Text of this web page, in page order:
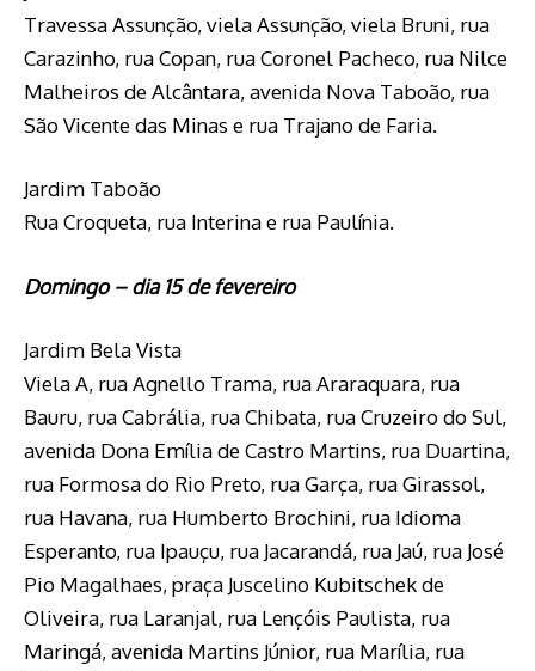
Travessa Assunção, viela Assunção, viela Bruni, rua
Carazinho, rua Copan, rua Coronel Pacheco, rua Nilce
Malheiros de Alcântara, avenida Nova Taboão, rua
São Vicente das Minas e rua Trajano de Faria.
Jardim Taboão
Rua Croqueta, rua Interina e rua Paulínia.
Domingo – dia 15 de fevereiro
Jardim Bela Vista
Viela A, rua Agnello Trama, rua Araraquara, rua
Bauru, rua Cabrália, rua Chibata, rua Cruzeiro do Sul,
avenida Dona Emília de Castro Martins, rua Duartina,
rua Formosa do Rio Preto, rua Garça, rua Girassol,
rua Havana, rua Humberto Brochini, rua Idioma
Esperanto, rua Ipauçu, rua Jacarandá, rua Jaú, rua José
Pio Magalhaes, praça Juscelino Kubitschek de
Oliveira, rua Laranjal, rua Lençóis Paulista, rua
Maringá, avenida Martins Júnior, rua Marília, rua